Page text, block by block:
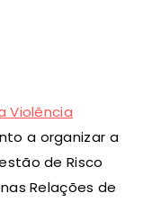
Violência
a organizar a
de Risco
Relações de